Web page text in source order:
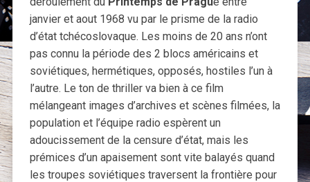
janvier et aout 1968 vu par le prisme de la radio
d’état tchécoslovaque. Les moins de 20 ans n’ont
pas connu la période des 2 blocs américains et
soviétiques, hermétiques, opposés, hostiles l’un à
l’autre. Le ton de thriller va bien à ce film
mélangeant images d’archives et scènes filmées, la
population et l’équipe radio espèrent un
adoucissement de la censure d’état, mais les
prémices d’un apaisement sont vite balayés quand
les troupes soviétiques traversent la frontière pour